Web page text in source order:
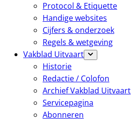
Protocol & Etiquette
Handige websites
Cijfers & onderzoek
Regels & wetgeving
Vakblad Uitvaart
Historie
Redactie / Colofon
Archief Vakblad Uitvaart
Servicepagina
Abonneren